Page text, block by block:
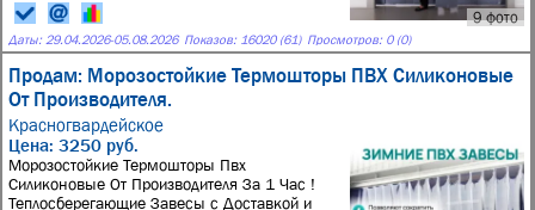
9 фото
Даты: 29.04.2026-05.08.2026 Показов: 16020 (61) Просмотров: 0 (0)
Продам: Морозостойкие Термошторы ПВХ Силиконовые
От Производителя.
Красногвардейское
Цена: 3250 руб.
Морозостойкие Термошторы Пвх
Силиконовые От Производителя За 1 Час !
Теплосберегающие Завесы с Доставкой и